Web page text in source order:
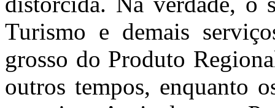
Turismo e demais
grosso do Produto
outros tempos, enquanto